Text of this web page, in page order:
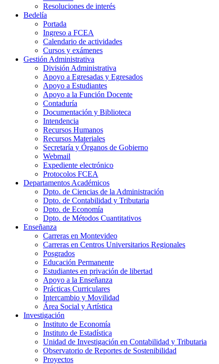
Resoluciones de interés
Bedelía
Portada
Ingreso a FCEA
Calendario de actividades
Cursos y exámenes
Gestión Administrativa
División Administrativa
Apoyo a Egresadas y Egresados
Apoyo a Estudiantes
Apoyo a la Función Docente
Contaduría
Documentación y Biblioteca
Intendencia
Recursos Humanos
Recursos Materiales
Secretaría y Órganos de Gobierno
Webmail
Expediente electrónico
Protocolos FCEA
Departamentos Académicos
Dpto. de Ciencias de la Administración
Dpto. de Contabilidad y Tributaria
Dpto. de Economía
Dpto. de Métodos Cuantitativos
Enseñanza
Carreras en Montevideo
Carreras en Centros Universitarios Regionales
Posgrados
Educación Permanente
Estudiantes en privación de libertad
Apoyo a la Enseñanza
Prácticas Curriculares
Intercambio y Movilidad
Área Social y Artística
Investigación
Instituto de Economía
Instituto de Estadística
Unidad de Investigación en Contabilidad y Tributaria
Observatorio de Reportes de Sostenibilidad
Proyectos